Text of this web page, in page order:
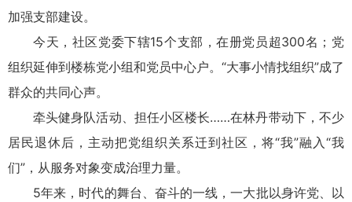
加强支部建设。
今天，社区党委下辖15个支部，在册党员超300名；党
组织延伸到楼栋党小组和党员中心户。“大事小情找组织”成了
群众的共同心声。
牵头健身队活动、担任小区楼长……在林丹带动下，不少
居民退休后，主动把党组织关系迁到社区，将“我”融入“我
们”，从服务对象变成治理力量。
5年来，时代的舞台、奋斗的一线，一大批以身许党、以